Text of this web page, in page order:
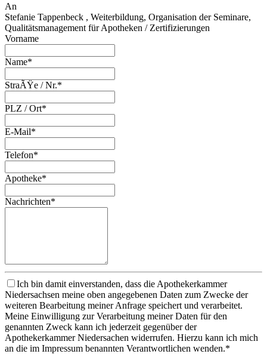
An
Stefanie Tappenbeck , Weiterbildung, Organisation der Seminare,
Qualitätsmanagement für Apotheken / Zertifizierungen
Vorname
Name*
StraÃŸe / Nr.*
PLZ / Ort*
E-Mail*
Telefon*
Apotheke*
Nachrichten*
Ich bin damit einverstanden, dass die Apothekerkammer
Niedersachsen meine oben angegebenen Daten zum Zwecke der
weiteren Bearbeitung meiner Anfrage speichert und verarbeitet.
Meine Einwilligung zur Verarbeitung meiner Daten für den
genannten Zweck kann ich jederzeit gegenüber der
Apothekerkammer Niedersachen widerrufen. Hierzu kann ich mich
an die im Impressum benannten Verantwortlichen wenden.*